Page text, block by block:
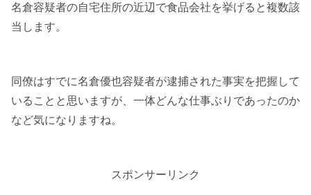
名倉容疑者の自宅住所の近辺で食品会社を挙げると複数該
当します。
同僚はすでに名倉優也容疑者が逮捕された事実を把握して
いることと思いますが、一体どんな仕事ぶりであったのか
など気になりますね。
スポンサーリンク